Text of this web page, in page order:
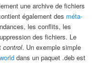
une archive de fichiers
également des méta-
les conflits, les
des fichiers. Le
control. Un exemple simple
dans un paquet .deb est